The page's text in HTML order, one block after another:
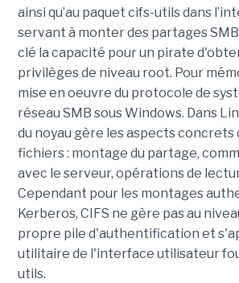
ainsi qu’au paquet cifs-utils dans
servant à monter des partages
clé la capacité pour un pirate
privilèges de niveau root. Pour
mise en oeuvre du protocole de
réseau SMB sous Windows. Dans
du noyau gère les aspects concrets
fichiers : montage du partage,
avec le serveur, opérations de
Cependant pour les montages
Kerberos, CIFS ne gère pas au
propre pile d'authentification et
utilitaire de l'interface utilisateur
utils.